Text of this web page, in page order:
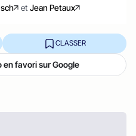
et Jean Petaux
CLASSER
favori sur Google